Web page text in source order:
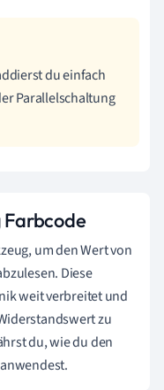
du einfach
Parallelschaltung
um den Wert von
Diese
weit verbreitet und
zu
du, wie du den